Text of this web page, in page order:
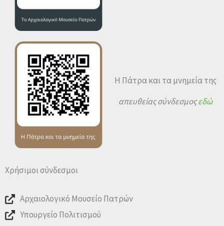
Η Πάτρα και τα μνημεία της
απευθείας σύνδεσμοςεδώ
Χρήσιμοι σύνδεσμοι
Αρχαιολογικό Μουσείο Πατρών
Υπουργείο Πολιτισμού